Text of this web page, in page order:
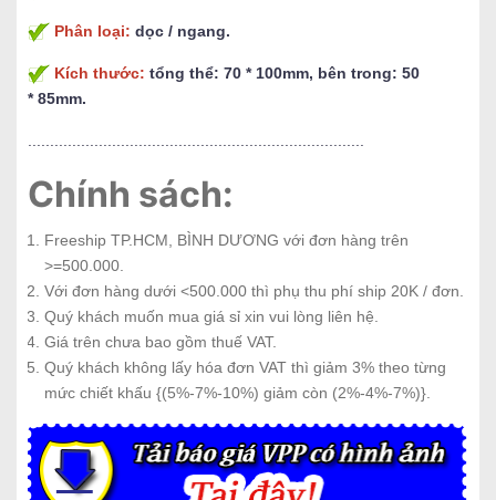
Phân loại: dọc / ngang.
Kích thước: tổng thể: 70 * 100mm, bên trong: 50
* 85mm.
Chính sách:
Freeship TP.HCM, BÌNH DƯƠNG với đơn hàng trên
>=500.000.
Với đơn hàng dưới <500.000 thì phụ thu phí ship 20K / đơn.
Quý khách muốn mua giá sỉ xin vui lòng liên hệ.
Giá trên chưa bao gồm thuế VAT.
Quý khách không lấy hóa đơn VAT thì giảm 3% theo từng
mức chiết khấu {(5%-7%-10%) giảm còn (2%-4%-7%)}.